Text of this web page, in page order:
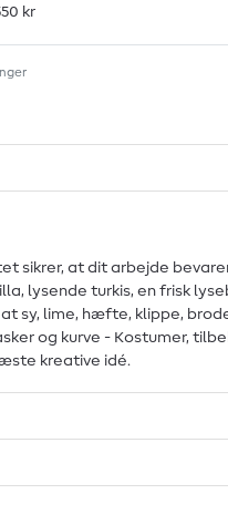
kr
sikrer, at dit arbejde
lysende turkis, en frisk
sy, lime, hæfte, klippe,
og kurve - Kostumer,
kreative idé.